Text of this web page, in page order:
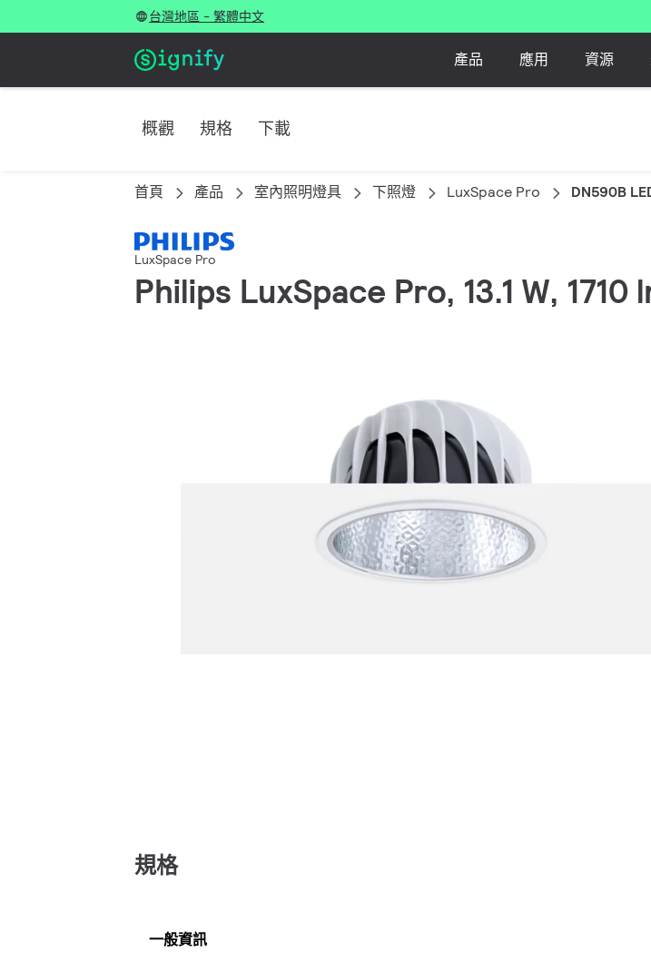
台灣地區 - 繁體中文
產品 應用 資源
概觀 規格 下載
首頁 產品 室內照明燈具 下照燈 LuxSpace Pro DN590B
LuxSpace Pro
Philips LuxSpace Pro, 13.1 W,
規格
一般資訊